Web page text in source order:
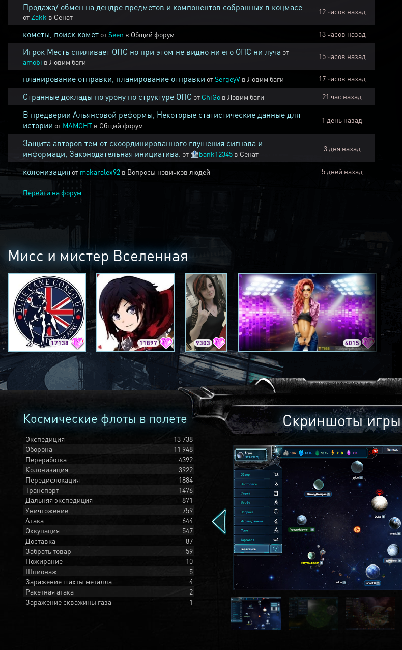
Продажа/ обмен на дендре предметов и компонентов собранных в коцмасе
от Zakk в Сенат
12 часов назад
кометы, поиск комет отSeen в Общий форум 13 часов назад
Игрок Месть спиливает ОПС но при этом не видно ни его ОПС ни луча от
amobi в Ловим баги
15 часов назад
планирование отправки, планирование отправки отSergeyV в Ловим баги 17 часов назад
Странные доклады по урону по структуре ОПС от ChiGo в Ловим баги 21 час назад
В предверии Альянсовой реформы, Некоторые статистические данные для
истории от MAMOHT в Общий форум
1 день назад
Защита авторов тем от скоординированного глушения сигнала и
информаци, Законодательная инициатива. от 🏦bank12345 в Сенат
3 дня назад
колонизация от makaralex92 в Вопросы новичков людей 5 дней назад
Перейти на форум
Мисс и мистер Вселенная
17138 11897 9303 4015
Космические флоты в полете
Экспедиция
13 738
Оборона
11 948
Переработка
4392
Колонизация
3922
Передислокация
1884
Транспорт
1476
Дальняя экспедиция
871
Уничтожение
759
Атака
644
Оккупация
547
Доставка
87
Забрать товар
59
Пожирание
10
Шпионаж
5
Заражение шахты металла
4
Ракетная атака
2
Заражение скважины газа
1
Скриншоты игры